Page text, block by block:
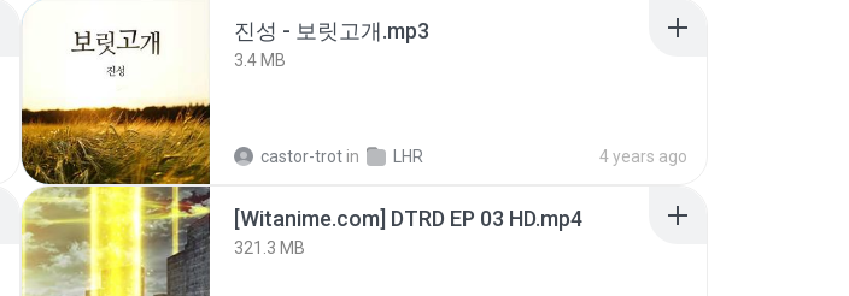
진성 - 보릿고개.mp3
3.4 MB
castor-trot in LHR 4 years ago
[Witanime.com] DTRD EP 03 HD.mp4
321.3 MB